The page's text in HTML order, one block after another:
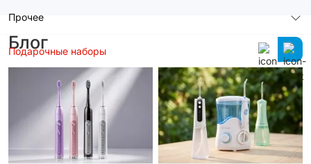
Прочее
Подарочные наборы
Блог